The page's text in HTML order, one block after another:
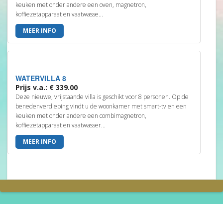
keuken met onder andere een oven, magnetron,
koffiezetapparaat en vaatwasse...
MEER INFO
WATERVILLA 8
Prijs v.a.: € 339.00
Deze nieuwe, vrijstaande villa is geschikt voor 8 personen. Op de
benedenverdieping vindt u de woonkamer met smart-tv en een
keuken met onder andere een combimagnetron,
koffiezetapparaat en vaatwasser...
MEER INFO